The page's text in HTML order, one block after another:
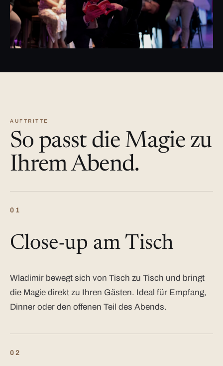
AUFTRITTE
So passt die Magie zu
Ihrem Abend.
01
Close-up am Tisch
Wladimir bewegt sich von Tisch zu Tisch und bringt
die Magie direkt zu Ihren Gästen. Ideal für Empfang,
Dinner oder den offenen Teil des Abends.
02